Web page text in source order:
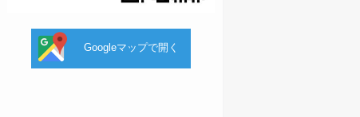
Googleマップで開く